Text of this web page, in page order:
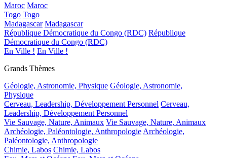
Maroc Maroc
Togo Togo
Madagascar Madagascar
République Démocratique du Congo (RDC) République
Démocratique du Congo (RDC)
En Ville ! En Ville !
Grands Thèmes
Géologie, Astronomie, Physique Géologie, Astronomie,
Physique
Cerveau, Leadership, Développement Personnel Cerveau,
Leadership, Développement Personnel
Vie Sauvage, Nature, Animaux Vie Sauvage, Nature, Animaux
Archéologie, Paléontologie, Anthropologie Archéologie,
Paléontologie, Anthropologie
Chimie, Labos Chimie, Labos